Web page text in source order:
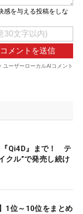
Qi4D』まで！ テ
クル”で発売し続け
1位～10位をまとめ